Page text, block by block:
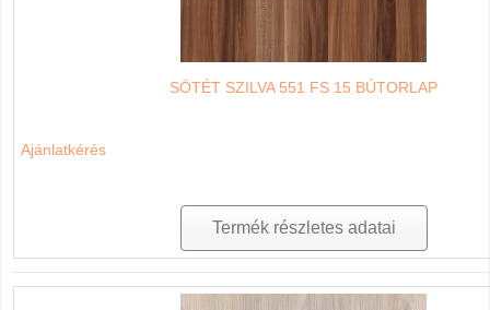
SÖTÉT SZILVA 551 FS 15 BÚTORLAP
Ajánlatkérés
Termék részletes adatai